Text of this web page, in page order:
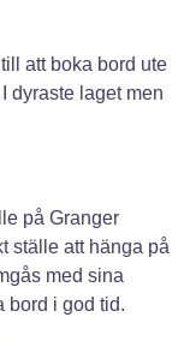
att boka bord ute
dyraste laget men
på Granger
ställe att hänga på
med sina
bord i god tid.